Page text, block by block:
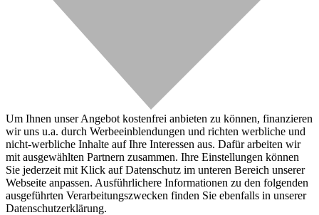
Um Ihnen unser Angebot kostenfrei anbieten zu können, finanzieren
wir uns u.a. durch Werbeeinblendungen und richten werbliche und
nicht-werbliche Inhalte auf Ihre Interessen aus. Dafür arbeiten wir
mit ausgewählten Partnern zusammen. Ihre Einstellungen können
Sie jederzeit mit Klick auf Datenschutz im unteren Bereich unserer
Webseite anpassen. Ausführlichere Informationen zu den folgenden
ausgeführten Verarbeitungszwecken finden Sie ebenfalls in unserer
Datenschutzerklärung.